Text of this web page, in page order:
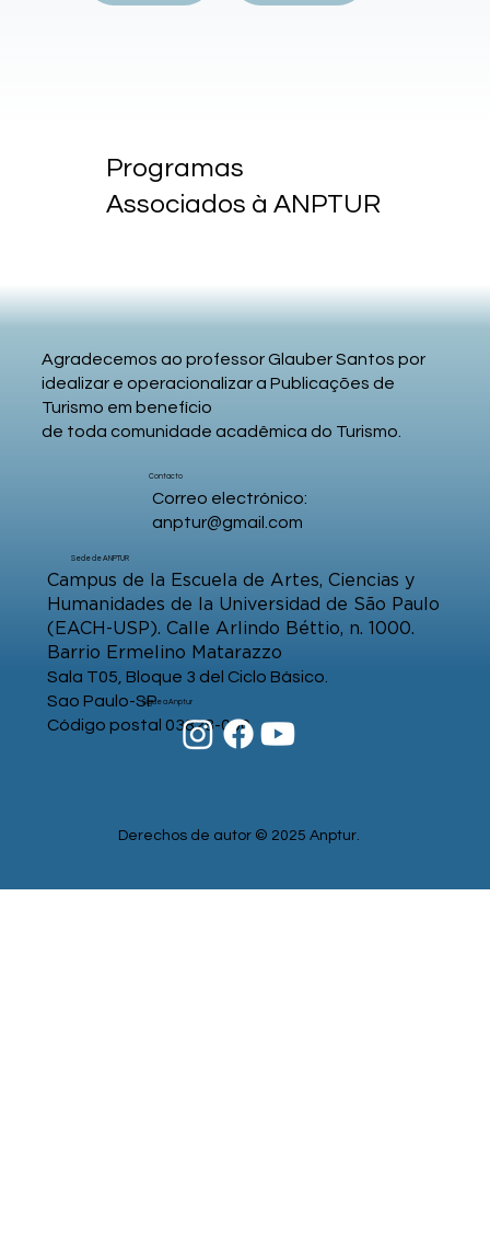
Programas
Associados à ANPTUR
Agradecemos ao professor Glauber Santos por
idealizar e operacionalizar a Publicações de
Turismo em benefício
de toda comunidade acadêmica do Turismo.
Derechos de autor © 2025 Anptur.
Contacto
Correo electrónico:
anptur@gmail.com
Sede de ANPTUR
Campus de la Escuela de Artes, Ciencias y
Humanidades de la Universidad de São Paulo
(EACH-USP). Calle Arlindo Béttio, n. 1000.
Barrio Ermelino Matarazzo
Sala T05, Bloque 3 del Ciclo Básico.
Sao Paulo-SP
Código postal 03828-000.
Sigue a Anptur